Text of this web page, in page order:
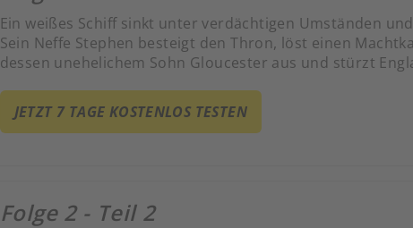
Ein weißes Schiff sinkt unter verdächtigen Umständen
Sein Neffe Stephen besteigt den Thron, löst einen
dessen unehelichem Sohn Gloucester aus und stürzt
JETZT 7 TAGE KOSTENLOS TESTEN
Folge 2 - Teil 2